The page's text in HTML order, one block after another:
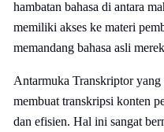
hambatan bahasa di antara
memiliki akses ke materi
memandang bahasa asli
Antarmuka Transkriptor
membuat transkripsi konten
dan efisien. Hal ini sangat